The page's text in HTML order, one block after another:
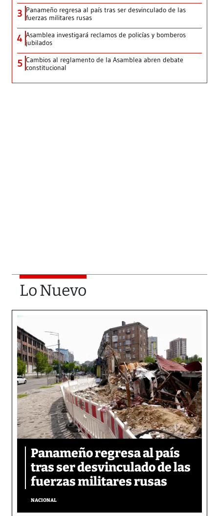
3 Panameño regresa al país tras ser desvinculado de las
fuerzas militares rusas
4 Asamblea investigará reclamos de policías y bomberos
jubilados
5 Cambios al reglamento de la Asamblea abren debate
constitucional
Lo Nuevo
Panameño regresa al país
tras ser desvinculado de las
fuerzas militares rusas
NACIONAL